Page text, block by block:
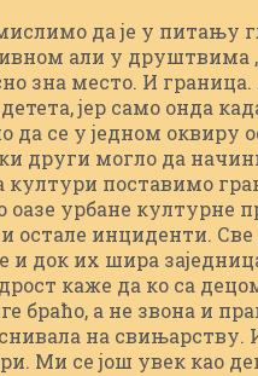
да је у питању
али у друштвима
зна место. И
јер само онда
да се у једном оквиру
други могло да
култури поставимо
урбане културне
остале инциденти.
и док их шира
каже да ко са
браћо, а не звона и
на
Ми се још увек као